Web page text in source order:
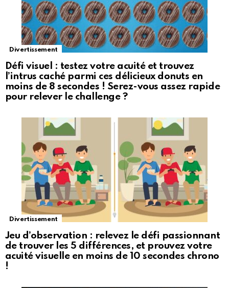
Divertissement
Défi visuel : testez votre acuité et trouvez
l’intrus caché parmi ces délicieux donuts en
moins de 8 secondes ! Serez-vous assez rapide
pour relever le challenge ?
Divertissement
Jeu d’observation : relevez le défi passionnant
de trouver les 5 différences, et prouvez votre
acuité visuelle en moins de 10 secondes chrono
!